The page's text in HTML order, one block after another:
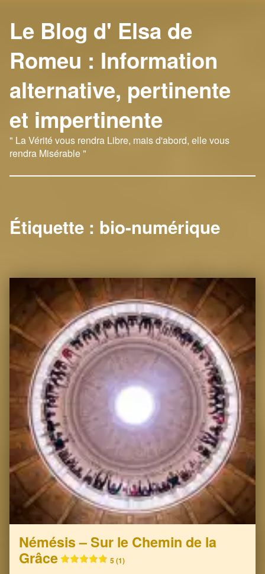
Le Blog d' Elsa de
Romeu : Information
alternative, pertinente
et impertinente
" La Vérité vous rendra Libre, mais d'abord, elle vous
rendra Misérable "
Étiquette : bio-numérique
Némésis – Sur le Chemin de la
Grâce
5 (1)